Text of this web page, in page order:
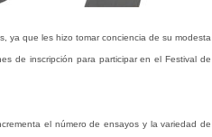
ya que les hizo tomar conciencia de su modesta
de inscripción para participar en el Festival de
el número de ensayos y la variedad de